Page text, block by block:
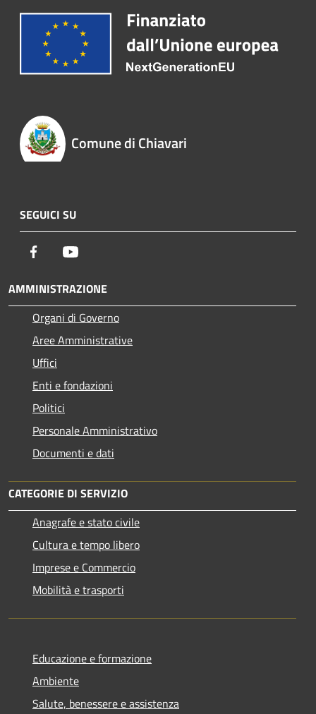
Comune di Chiavari
SEGUICI SU
Facebook
AMMINISTRAZIONE
Organi di Governo
Aree Amministrative
Uffici
Enti e fondazioni
Politici
Personale Amministrativo
Documenti e dati
CATEGORIE DI SERVIZIO
Anagrafe e stato civile
Cultura e tempo libero
Imprese e Commercio
Mobilità e trasporti
Educazione e formazione
Ambiente
Salute, benessere e assistenza